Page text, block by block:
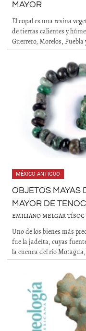
MAYOR
El copal es una resina
de tierras calientes y
Guerrero, Morelos, Puebla
MÉXICO ANTIGUO
OBJETOS MAYAS
MAYOR DE
EMILIANO MELGAR
Uno de los bienes más
fue la jadeíta, cuyas
la cuenca del río